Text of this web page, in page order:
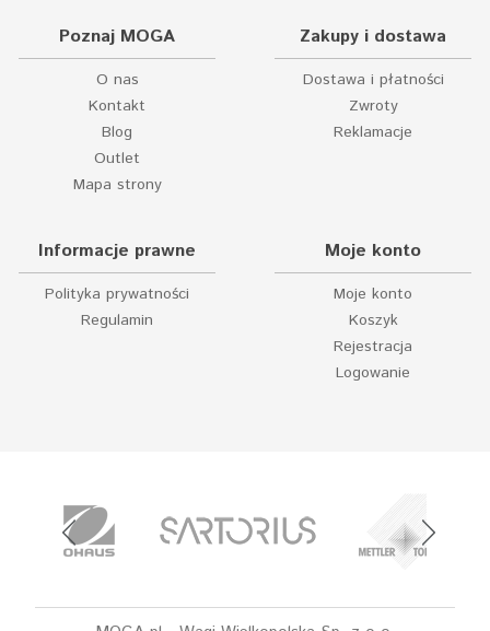
Poznaj MOGA
O nas
Kontakt
Blog
Outlet
Mapa strony
Zakupy i dostawa
Dostawa i płatności
Zwroty
Reklamacje
Informacje prawne
Polityka prywatności
Regulamin
Moje konto
Moje konto
Koszyk
Rejestracja
Logowanie